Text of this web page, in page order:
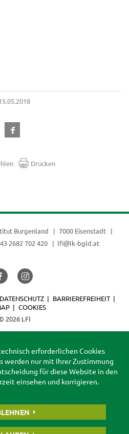
Drucken
Burgenland
7000 Eisenstadt
2682 702 420 lfi@lk-bgld.at
2026 LFI
DATENSCHUTZ
BARRIEREFREIHEIT
COOKIES
erforderlichen Cookies
werden nur mit Ihrer Zustimmung
für diese Website in den
einsehen und korrigieren.